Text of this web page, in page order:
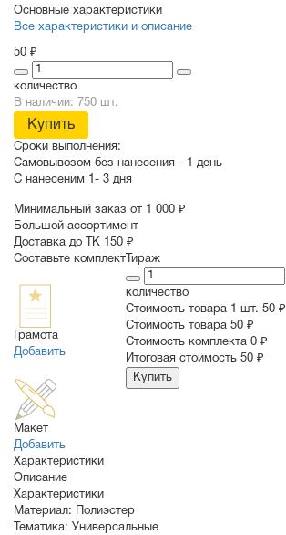
Основные характеристики
Все характеристики и описание
50 ₽
количество
В наличии: 750 шт.
Купить
Сроки выполнения:
Самовывозом без нанесения -
1 день
С нанесеним
1- 3 дня
Минимальный заказ от 1 000 ₽
Большой ассортимент
Доставка до ТК 150 ₽
Составьте комплект
Грамота
Добавить
Макет
Добавить
Тираж
количество
Стоимость товара 1 шт. 50 ₽
Cтоимость товара 50 ₽
Стоимость комплекта 0 ₽
Итоговая стоимость 50 ₽
Купить
Характеристики
Описание
Характеристики
Материал: Полиэстер
Тематика: Универсальные